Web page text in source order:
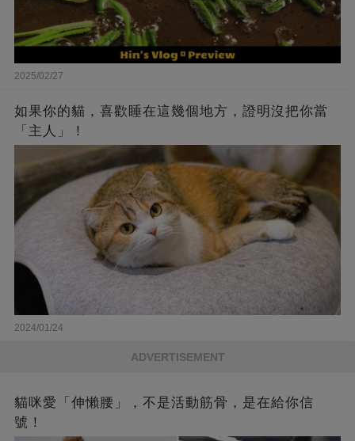
2025/02/27
如果你的貓，喜歡睡在這幾個地方，證明沒把你當
「主人」！
2024/01/24
ADVERTISEMENT
貓咪愛「伸懶腰」，不是活動筋骨，是在給你信
號！